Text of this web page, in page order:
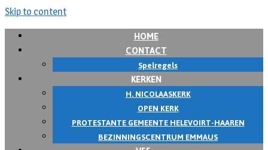
Skip to content
HOME
CONTACT
Spelregels
KERKEN
H. NICOLAASKERK
OPEN KERK
PROTESTANTE GEMEENTE HELEVOIRT-HAAREN
BEZINNINGSCENTRUM EMMAUS